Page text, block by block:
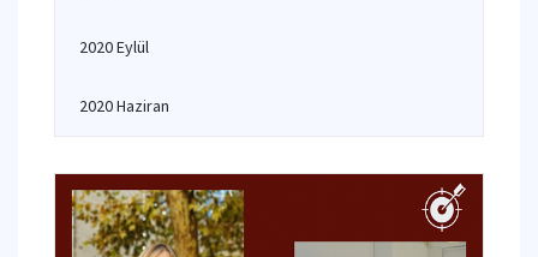
2020 Eylül
2020 Haziran